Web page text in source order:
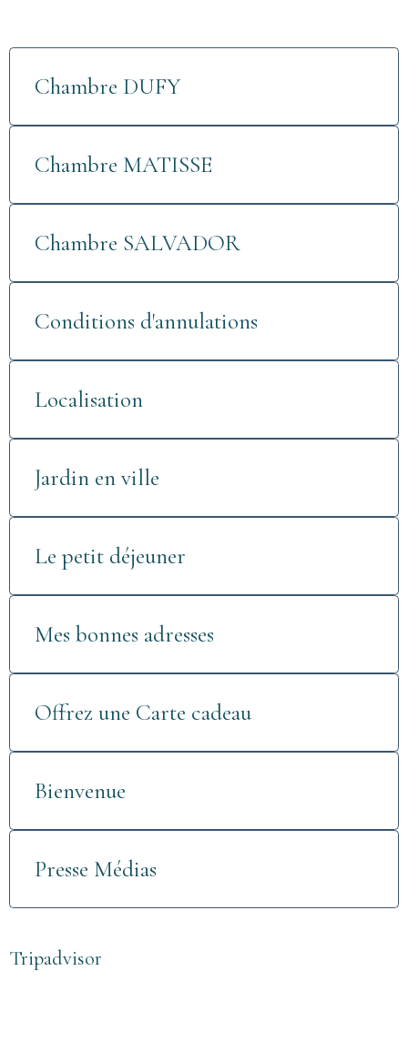
Chambre DUFY
Chambre MATISSE
Chambre SALVADOR
Conditions d'annulations
Localisation
Jardin en ville
Le petit déjeuner
Mes bonnes adresses
Offrez une Carte cadeau
Bienvenue
Presse Médias
Tripadvisor